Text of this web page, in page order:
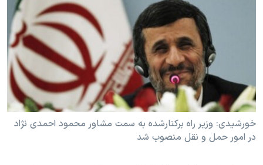
فرهنگ و زندگی
حقوق شهروندی
اقتصادی
علم و فناوری
اسرائیل در جنگ
آرشیو پخش زنده
انتخابات ریاست جمهوری آمریکا ۲۰۲۴
حمله جمهوری اسلامی به اسرائیل
رمز مهسا
ورزش زنان در ایران
مجموعه مستندهای دادخواهی
زبانهای مختلف
خورشيدی: وزير راه برکنارشده به سمت مشاور محمود احمدی نژاد
در امور حمل و نقل منصوب شد